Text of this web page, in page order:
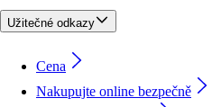
Užitečné odkazy
Cena
Nakupujte online bezpečně